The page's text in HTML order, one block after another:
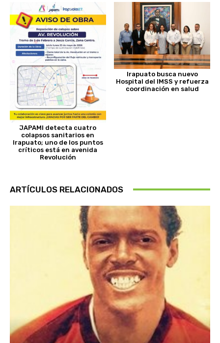
JAPAMI detecta cuatro
colapsos sanitarios en
Irapuato; uno de los puntos
críticos está en avenida
Revolución
Irapuato busca nuevo
Hospital del IMSS y refuerza
coordinación en salud
ARTÍCULOS RELACIONADOS